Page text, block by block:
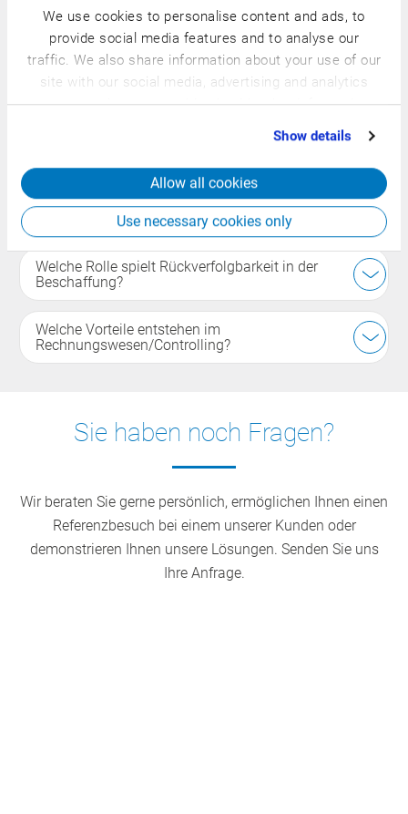
We use cookies to personalise content and ads, to
provide social media features and to analyse our
traffic. We also share information about your use of our
site with our social media, advertising and analytics
partners who may combine it with other information
that you’ve provided to them or that they’ve collected
Show details
Allow all cookies
Use necessary cookies only
Was ist das Ziel der Beschaffung?
Einkaufsprozesse zentral zu steuern und nahtlos in
Wie werden Lieferanten und Datenaustausch
eingebunden?
Welche Rolle spielt Rückverfolgbarkeit in der
Beschaffung?
Welche Vorteile entstehen im
Rechnungswesen/Controlling?
Sie haben noch Fragen?
Wir beraten Sie gerne persönlich, ermöglichen Ihnen einen
Referenzbesuch bei einem unserer Kunden oder
demonstrieren Ihnen unsere Lösungen. Senden Sie uns
Ihre Anfrage.